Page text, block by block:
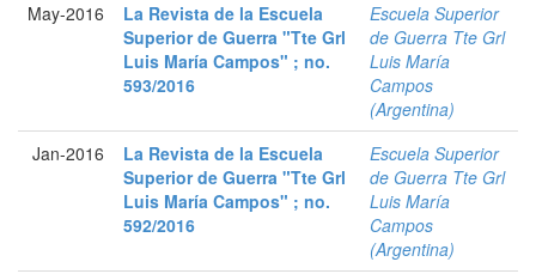
May-2016
La Revista de la Escuela
Superior de Guerra "Tte Grl
Luis María Campos" ; no.
593/2016
Escuela Superior
de Guerra Tte Grl
Luis María
Campos
(Argentina)
Jan-2016
La Revista de la Escuela
Superior de Guerra "Tte Grl
Luis María Campos" ; no.
592/2016
Escuela Superior
de Guerra Tte Grl
Luis María
Campos
(Argentina)